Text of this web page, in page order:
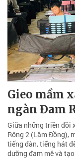
Gieo mầm
ngàn Đam
Giữa những triền đồi
Rông 2 (Lâm Đồng),
tiếng đàn, tiếng hát
dưỡng đam mê và